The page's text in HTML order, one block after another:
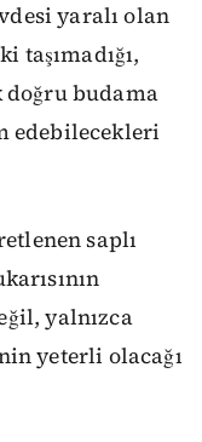
yaralı olan
taşımadığı,
doğru budama
edebilecekleri
saplı
yalnızca
yeterli olacağı